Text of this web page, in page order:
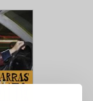
TODI